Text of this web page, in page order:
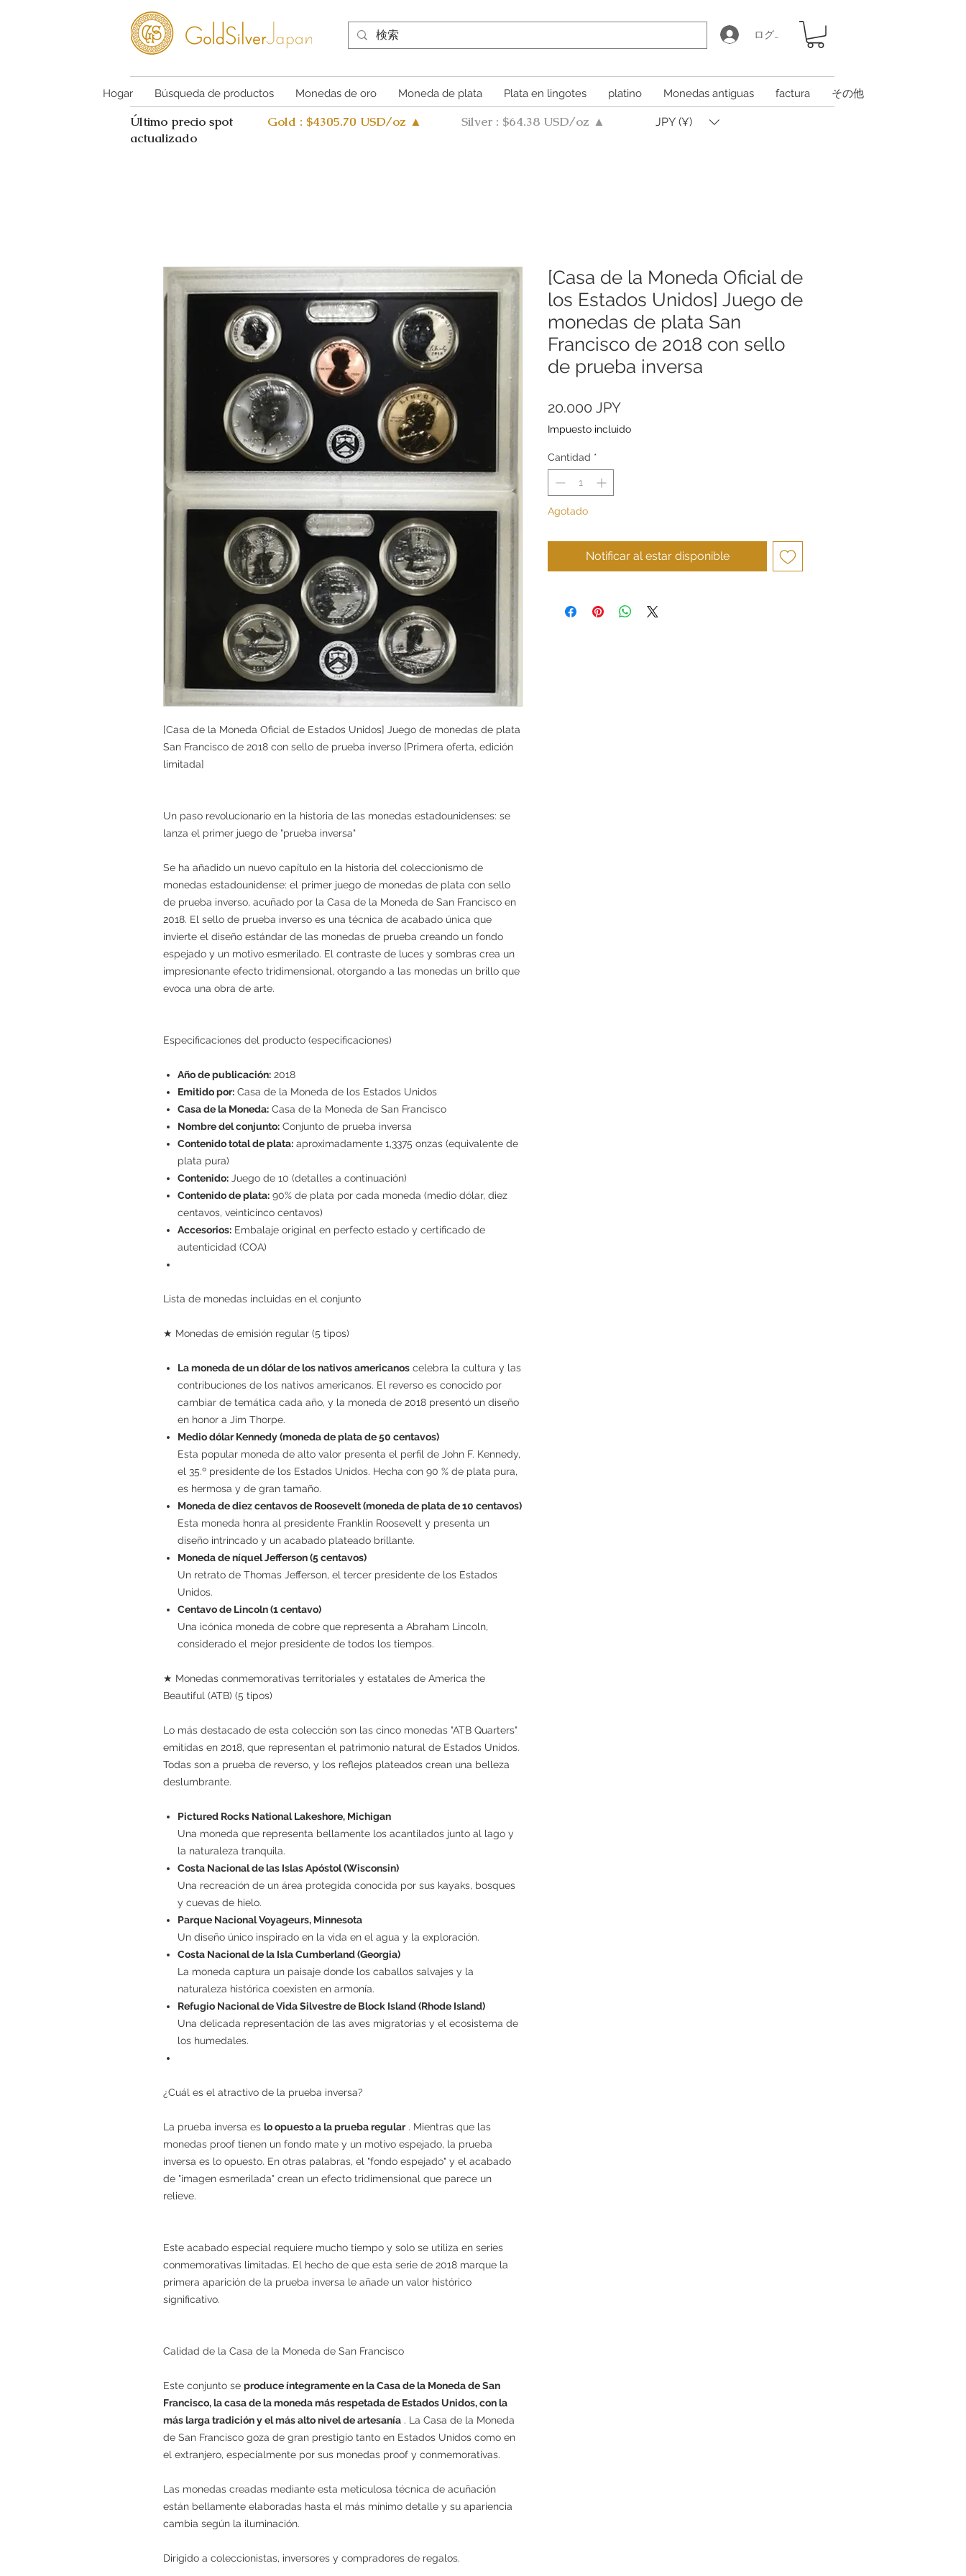
ログイン
Hogar Búsqueda de productos Monedas de oro Moneda de plata Plata en lingotes platino Monedas antiguas factura その他
Último precio spot
actualizado
Gold : $4305.70 USD/oz ▲ Silver : $64.38 USD/oz ▲ JPY (¥)
[Casa de la Moneda Oficial de Estados Unidos] Juego de monedas de plata
San Francisco de 2018 con sello de prueba inverso [Primera oferta, edición
limitada]
Un paso revolucionario en la historia de las monedas estadounidenses: se
lanza el primer juego de "prueba inversa"
Se ha añadido un nuevo capítulo en la historia del coleccionismo de
monedas estadounidense: el primer juego de monedas de plata con sello
de prueba inverso, acuñado por la Casa de la Moneda de San Francisco en
2018. El sello de prueba inverso es una técnica de acabado única que
invierte el diseño estándar de las monedas de prueba creando un fondo
espejado y un motivo esmerilado. El contraste de luces y sombras crea un
impresionante efecto tridimensional, otorgando a las monedas un brillo que
evoca una obra de arte.
Especificaciones del producto (especificaciones)
Año de publicación: 2018
Emitido por: Casa de la Moneda de los Estados Unidos
Casa de la Moneda: Casa de la Moneda de San Francisco
Nombre del conjunto: Conjunto de prueba inversa
Contenido total de plata: aproximadamente 1,3375 onzas (equivalente de
plata pura)
Contenido: Juego de 10 (detalles a continuación)
Contenido de plata: 90% de plata por cada moneda (medio dólar, diez
centavos, veinticinco centavos)
Accesorios: Embalaje original en perfecto estado y certificado de
autenticidad (COA)
Lista de monedas incluidas en el conjunto
★ Monedas de emisión regular (5 tipos)
La moneda de un dólar de los nativos americanos celebra la cultura y las
contribuciones de los nativos americanos. El reverso es conocido por
cambiar de temática cada año, y la moneda de 2018 presentó un diseño
en honor a Jim Thorpe.
Medio dólar Kennedy (moneda de plata de 50 centavos)
Esta popular moneda de alto valor presenta el perfil de John F. Kennedy,
el 35.º presidente de los Estados Unidos. Hecha con 90 % de plata pura,
es hermosa y de gran tamaño.
Moneda de diez centavos de Roosevelt (moneda de plata de 10 centavos)
Esta moneda honra al presidente Franklin Roosevelt y presenta un
diseño intrincado y un acabado plateado brillante.
Moneda de níquel Jefferson (5 centavos)
Un retrato de Thomas Jefferson, el tercer presidente de los Estados
Unidos.
Centavo de Lincoln (1 centavo)
Una icónica moneda de cobre que representa a Abraham Lincoln,
considerado el mejor presidente de todos los tiempos.
★ Monedas conmemorativas territoriales y estatales de America the
Beautiful (ATB) (5 tipos)
Lo más destacado de esta colección son las cinco monedas "ATB Quarters"
emitidas en 2018, que representan el patrimonio natural de Estados Unidos.
Todas son a prueba de reverso, y los reflejos plateados crean una belleza
deslumbrante.
Pictured Rocks National Lakeshore, Michigan
Una moneda que representa bellamente los acantilados junto al lago y
la naturaleza tranquila.
Costa Nacional de las Islas Apóstol (Wisconsin)
Una recreación de un área protegida conocida por sus kayaks, bosques
y cuevas de hielo.
Parque Nacional Voyageurs, Minnesota
Un diseño único inspirado en la vida en el agua y la exploración.
Costa Nacional de la Isla Cumberland (Georgia)
La moneda captura un paisaje donde los caballos salvajes y la
naturaleza histórica coexisten en armonía.
Refugio Nacional de Vida Silvestre de Block Island (Rhode Island)
Una delicada representación de las aves migratorias y el ecosistema de
los humedales.
¿Cuál es el atractivo de la prueba inversa?
La prueba inversa es lo opuesto a la prueba regular. Mientras que las
monedas proof tienen un fondo mate y un motivo espejado, la prueba
inversa es lo opuesto. En otras palabras, el "fondo espejado" y el acabado
de "imagen esmerilada" crean un efecto tridimensional que parece un
relieve.
Este acabado especial requiere mucho tiempo y solo se utiliza en series
conmemorativas limitadas. El hecho de que esta serie de 2018 marque la
primera aparición de la prueba inversa le añade un valor histórico
significativo.
Calidad de la Casa de la Moneda de San Francisco
Este conjunto se produce íntegramente en la Casa de la Moneda de San
Francisco, la casa de la moneda más respetada de Estados Unidos, con la
más larga tradición y el más alto nivel de artesanía . La Casa de la Moneda
de San Francisco goza de gran prestigio tanto en Estados Unidos como en
el extranjero, especialmente por sus monedas proof y conmemorativas.
Las monedas creadas mediante esta meticulosa técnica de acuñación
están bellamente elaboradas hasta el más mínimo detalle y su apariencia
cambia según la iluminación.
Dirigido a coleccionistas, inversores y compradores de regalos.
[Casa de la Moneda Oficial de
los Estados Unidos] Juego de
monedas de plata San
Francisco de 2018 con sello
de prueba inversa
20.000 JPYPrecio
Impuesto incluido
Cantidad *
Agotado
Notificar al estar disponible